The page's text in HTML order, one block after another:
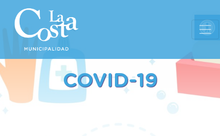
COVID-19